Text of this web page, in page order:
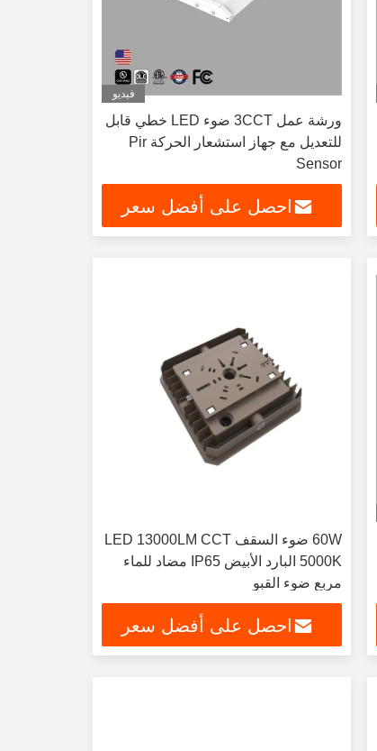
فيديو
ورشة عمل 3CCT ضوء LED خطي قابل
للتعديل مع جهاز استشعار الحركة Pir
Sensor
احصل على أفضل سعر
60W ضوء السقف LED 13000LM CCT
5000K البارد الأبيض IP65 مضاد للماء
مربع ضوء القبو
احصل على أفضل سعر